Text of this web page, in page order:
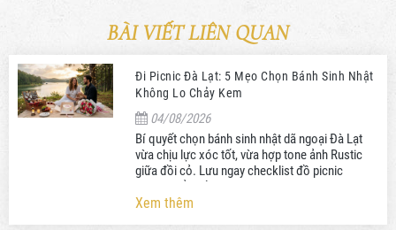
BÀI VIẾT LIÊN QUAN
Đi Picnic Đà Lạt: 5 Mẹo Chọn Bánh Sinh Nhật
Không Lo Chảy Kem
04/08/2026
Bí quyết chọn bánh sinh nhật dã ngoại Đà Lạt
vừa chịu lực xóc tốt, vừa hợp tone ảnh Rustic
giữa đồi cỏ. Lưu ngay checklist đồ picnic
không thể thiếu!
Xem thêm